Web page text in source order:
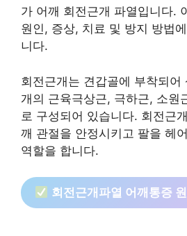
가 어깨 회전근개 파열입니다.
원인, 증상, 치료 및 방지 방법
니다.
회전근개는 견갑골에 부착되어
개의 근육극상근, 극하근, 소원
로 구성되어 있습니다. 회전근
깨 관절을 안정시키고 팔을 헤
역할을 합니다.
회전근개파열 어깨통증